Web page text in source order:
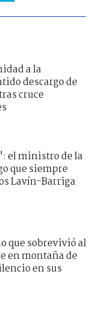
a la
descargo de
cruce
el ministro de la
que siempre
Lavín-Barriga
que sobrevivió al
en montaña de
en sus